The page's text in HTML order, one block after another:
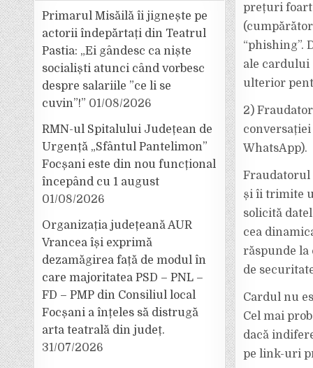
prețuri
“phishing”.
ale cardului
ulterior
2)
WhatsApp).
Fraudatorul
și îi trimite
solicită
cea
răspunde
de
Cardul nu
Cel mai
dacă
pe link-uri
Primarul Misăilă îi jignește pe
actorii îndepărtați din Teatrul
Pastia: „Ei gândesc ca niște
socialiști atunci când vorbesc
despre salariile ”ce li se
cuvin”!” 01/08/2026
RMN-ul Spitalului Județean de
Urgență „Sfântul Pantelimon”
Focșani este din nou funcțional
începând cu 1 august
01/08/2026
Organizația județeană AUR
Vrancea își exprimă
dezamăgirea față de modul în
care majoritatea PSD – PNL –
FD – PMP din Consiliul local
Focșani a înțeles să distrugă
arta teatrală din județ.
31/07/2026